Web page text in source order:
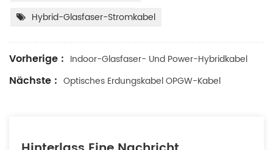
Hybrid-Glasfaser-Stromkabel
Vorherige : Indoor-Glasfaser- Und Power-Hybridkabel
Nächste : Optisches Erdungskabel OPGW-Kabel